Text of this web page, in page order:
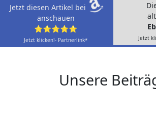
Jetzt diesen Artikel bei
anschauen
⭐⭐⭐⭐⭐
Jetzt klicken!- Partnerlink* Jetzt
Unsere